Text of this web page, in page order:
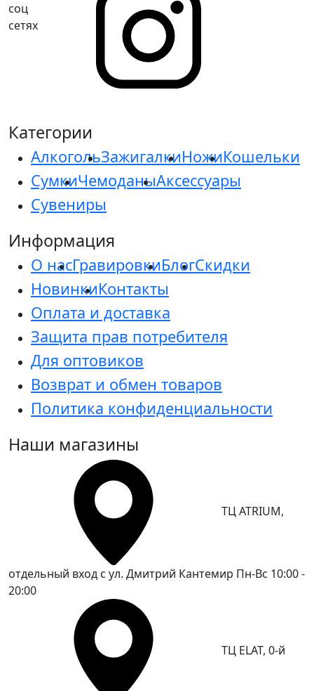
соц
сетях
Категории
АлкогольЗажигалкиНожиКошельки
СумкиЧемоданыАксессуары
Сувениры
Информация
О насГравировкиБлогСкидки
НовинкиКонтакты
Оплата и доставка
Защита прав потребителя
Для оптовиков
Возврат и обмен товаров
Политика конфиденциальности
Наши магазины
ТЦ ATRIUM,
отдельный вход с ул. Дмитрий Кантемир Пн-Вс 10:00 -
20:00
ТЦ ELAT, 0-й